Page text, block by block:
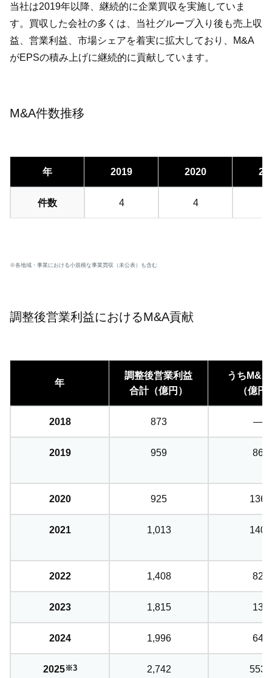
当社は2019年以降、継続的に企業買収を実施していま
す。買収した会社の多くは、当社グループ入り後も売上収
益、営業利益、市場シェアを着実に拡大しており、M&A
がEPSの積み上げに継続的に貢献しています。
M&A件数推移
年 2019 2020
件数 4 4
※各地域・事業における小規模な事業買収（未公表）も含む
調整後営業利益におけるM&A貢献
年
調整後営業利益
合計（億円）
うちM&A
（億円
2018 873 —
2019 959 86
2020 925 136
2021 1,013 140
2022 1,408 82
2023 1,815 13
2024 1,996 64
2025※3 2,742 553